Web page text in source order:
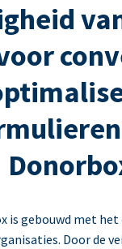
is gebouwd met
Door de